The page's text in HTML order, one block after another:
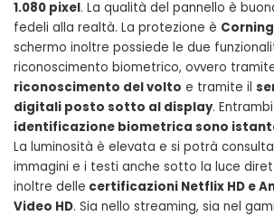
1.080 pixel. La qualità del pannello è
fedeli alla realtà. La protezione è
schermo inoltre possiede le due
riconoscimento biometrico, ovvero
riconoscimento del volto e tramite il
digitali posto sotto al display. Entrambi
identificazione biometrica sono
La luminosità è elevata e si potrà
immagini e i testi anche sotto la luce
inoltre delle certificazioni Netflix HD e
Video HD. Sia nello streaming, sia nel